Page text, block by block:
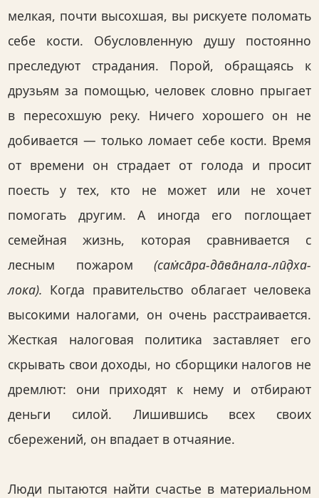
мелкая, почти высохшая, вы рискуете поломать
себе кости. Обусловленную душу постоянно
преследуют страдания. Порой, обращаясь к
друзьям за помощью, человек словно прыгает
в пересохшую реку. Ничего хорошего он не
добивается — только ломает себе кости. Время
от времени он страдает от голода и просит
поесть у тех, кто не может или не хочет
помогать другим. А иногда его поглощает
семейная жизнь, которая сравнивается с
лесным пожаром (сам̇са̄ра-да̄ва̄нала-лӣд̣ха-
лока). Когда правительство облагает человека
высокими налогами, он очень расстраивается.
Жесткая налоговая политика заставляет его
скрывать свои доходы, но сборщики налогов не
дремлют: они приходят к нему и отбирают
деньги силой. Лишившись всех своих
сбережений, он впадает в отчаяние.
Люди пытаются найти счастье в материальном